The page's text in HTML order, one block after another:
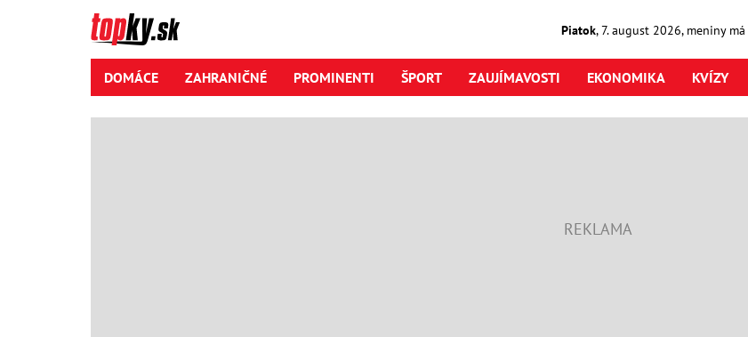
Piatok,7. august2026, meniny má
DOMÁCE ZAHRANIČNÉ PROMINENTI ŠPORT ZAUJÍMAVOSTI EKONOMIKA KVÍZY